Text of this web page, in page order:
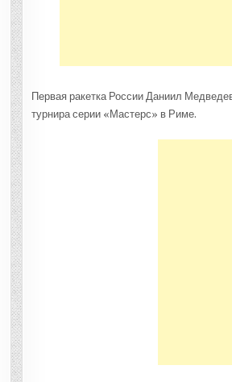
Первая ракетка России Даниил
турнира серии «Мастерс» в Риме.